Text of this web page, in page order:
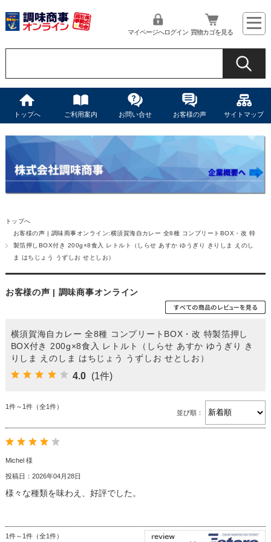
マイページへログイン 買物カゴを見る
トップへ ご利用案内 お問い合せ お客様の声 サイトマップ
トップへ
お客様の声 | 調味商事オンライン:横須賀海自カレー 全8種 コンプリートBOX・改 特
製箔押しBOX付き 200g×8食入 レトルト（しらせ あすか ゆうぎり きりしま えのし
ま はちじょう うずしお せとしお）
お客様の声 | 調味商事オンライン
横須賀海自カレー 全8種 コンプリートBOX・改 特製箔押し
BOX付き 200g×8食入 レトルト（しらせ あすか ゆうぎり き
りしま えのしま はちじょう うずしお せとしお）
4.0 (1件)
1件～1件（全1件）
並び順：
Michel 様
投稿日：2026年04月28日
様々な種類を味わえ、好評でした。
1件～1件（全1件）